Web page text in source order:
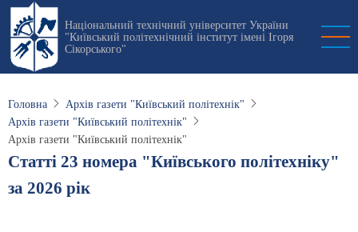
Перейти
основного
вмісту
Національний технічний університет України
"Київський політехнічний інститут імені Ігоря
Сікорського"
Головна
Архів газети "Київський політехнік"
Архів газети "Київський політехнік"
Архів газети "Київський політехнік"
Статті 23 номера "Київського політехніку"
за 2026 рік